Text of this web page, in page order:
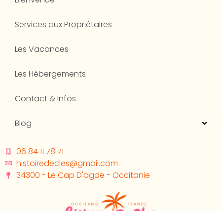
Services aux Propriétaires
Les Vacances
Les Hébergements
Contact & Infos
Blog
06 84 11 78 71
histoiredecles@gmail.com
34300 - Le Cap D'agde - Occitanie